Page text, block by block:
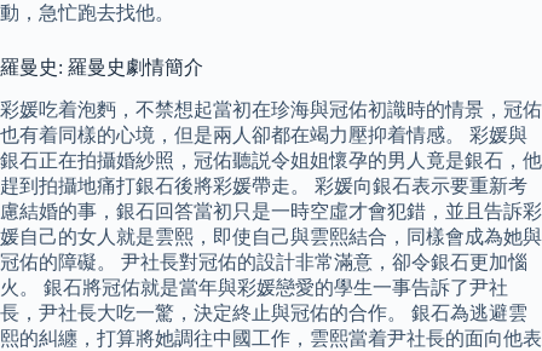
動，急忙跑去找他。
羅曼史: 羅曼史劇情簡介
彩媛吃着泡麪，不禁想起當初在珍海與冠佑初識時的情景，冠佑
也有着同樣的心境，但是兩人卻都在竭力壓抑着情感。 彩媛與
銀石正在拍攝婚紗照，冠佑聽説令姐姐懷孕的男人竟是銀石，他
趕到拍攝地痛打銀石後將彩媛帶走。 彩媛向銀石表示要重新考
慮結婚的事，銀石回答當初只是一時空虛才會犯錯，並且告訴彩
媛自己的女人就是雲熙，即使自己與雲熙結合，同樣會成為她與
冠佑的障礙。 尹社長對冠佑的設計非常滿意，卻令銀石更加惱
火。 銀石將冠佑就是當年與彩媛戀愛的學生一事告訴了尹社
長，尹社長大吃一驚，決定終止與冠佑的合作。 銀石為逃避雲
熙的糾纏，打算將她調往中國工作，雲熙當着尹社長的面向他表